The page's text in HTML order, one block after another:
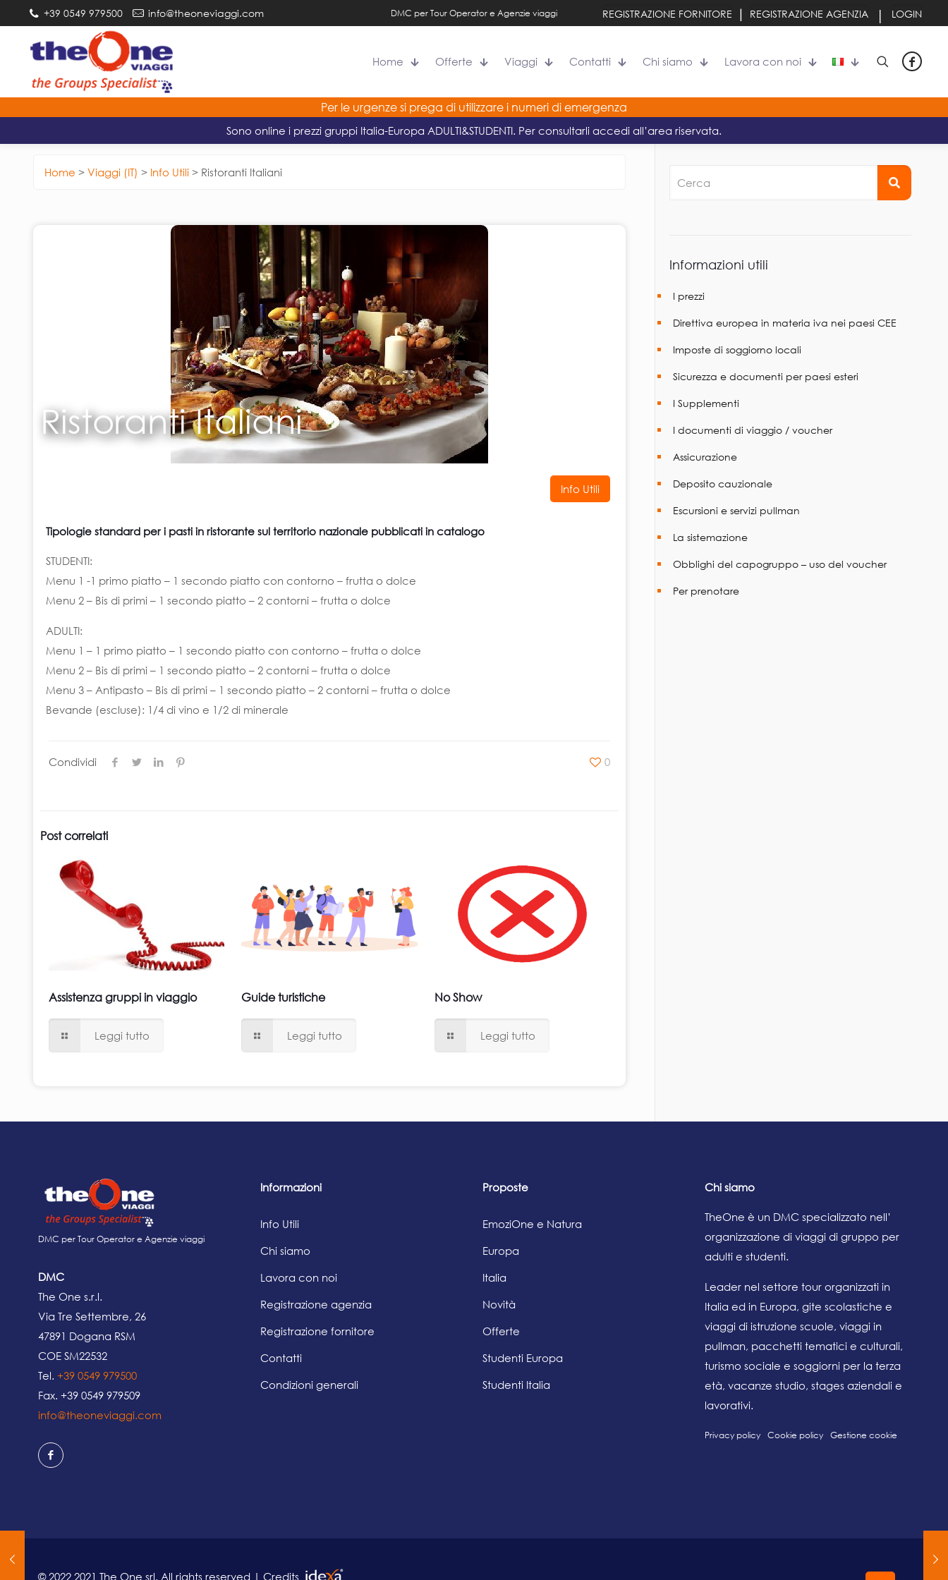
+39 0549 979500 info@theoneviaggi.com DMC per Tour Operator e Agenzie viaggi REGISTRAZIONE FORNITORE | REGISTRAZIONE AGENZIA | LOGIN
Home Offerte Viaggi Contatti Chi siamo Lavora con noi
Per le urgenze si prega di utilizzare i numeri di emergenza
Sono online i prezzi gruppi Italia-Europa ADULTI&STUDENTI. Per consultarli accedi all’area riservata.
Home > Viaggi (IT) > Info Utili > Ristoranti Italiani
Ristoranti Italiani
Info Utili
Tipologie standard per i pasti in ristorante sul territorio nazionale pubblicati in catalogo
STUDENTI:
Menu 1 -1 primo piatto – 1 secondo piatto con contorno – frutta o dolce
Menu 2 – Bis di primi – 1 secondo piatto – 2 contorni – frutta o dolce
ADULTI:
Menu 1 – 1 primo piatto – 1 secondo piatto con contorno – frutta o dolce
Menu 2 – Bis di primi – 1 secondo piatto – 2 contorni – frutta o dolce
Menu 3 – Antipasto – Bis di primi – 1 secondo piatto – 2 contorni – frutta o dolce
Bevande (escluse): 1/4 di vino e 1/2 di minerale
Condividi 0
Post correlati
Assistenza gruppi in viaggio
Leggi tutto
Guide turistiche
Leggi tutto
No Show
Leggi tutto
Informazioni utili
I prezzi
Direttiva europea in materia iva nei paesi CEE
Imposte di soggiorno locali
Sicurezza e documenti per paesi esteri
I Supplementi
I documenti di viaggio / voucher
Assicurazione
Deposito cauzionale
Escursioni e servizi pullman
La sistemazione
Obblighi del capogruppo – uso del voucher
Per prenotare
DMC per Tour Operator e Agenzie viaggi
DMC
The One s.r.l.
Via Tre Settembre, 26
47891 Dogana RSM
COE SM22532
Tel. +39 0549 979500
Fax. +39 0549 979509
info@theoneviaggi.com
Informazioni
Info Utili
Chi siamo
Lavora con noi
Registrazione agenzia
Registrazione fornitore
Contatti
Condizioni generali
Proposte
EmoziOne e Natura
Europa
Italia
Novità
Offerte
Studenti Europa
Studenti Italia
Chi siamo
TheOne è un DMC specializzato nell’
organizzazione di viaggi di gruppo per
adulti e studenti.
Leader nel settore tour organizzati in
Italia ed in Europa, gite scolastiche e
viaggi di istruzione scuole, viaggi in
pullman, pacchetti tematici e culturali,
turismo sociale e soggiorni per la terza
età, vacanze studio, stages aziendali e
lavorativi.
Privacy policy Cookie policy Gestione cookie
© 2022 2021 The One srl. All rights reserved | Credits